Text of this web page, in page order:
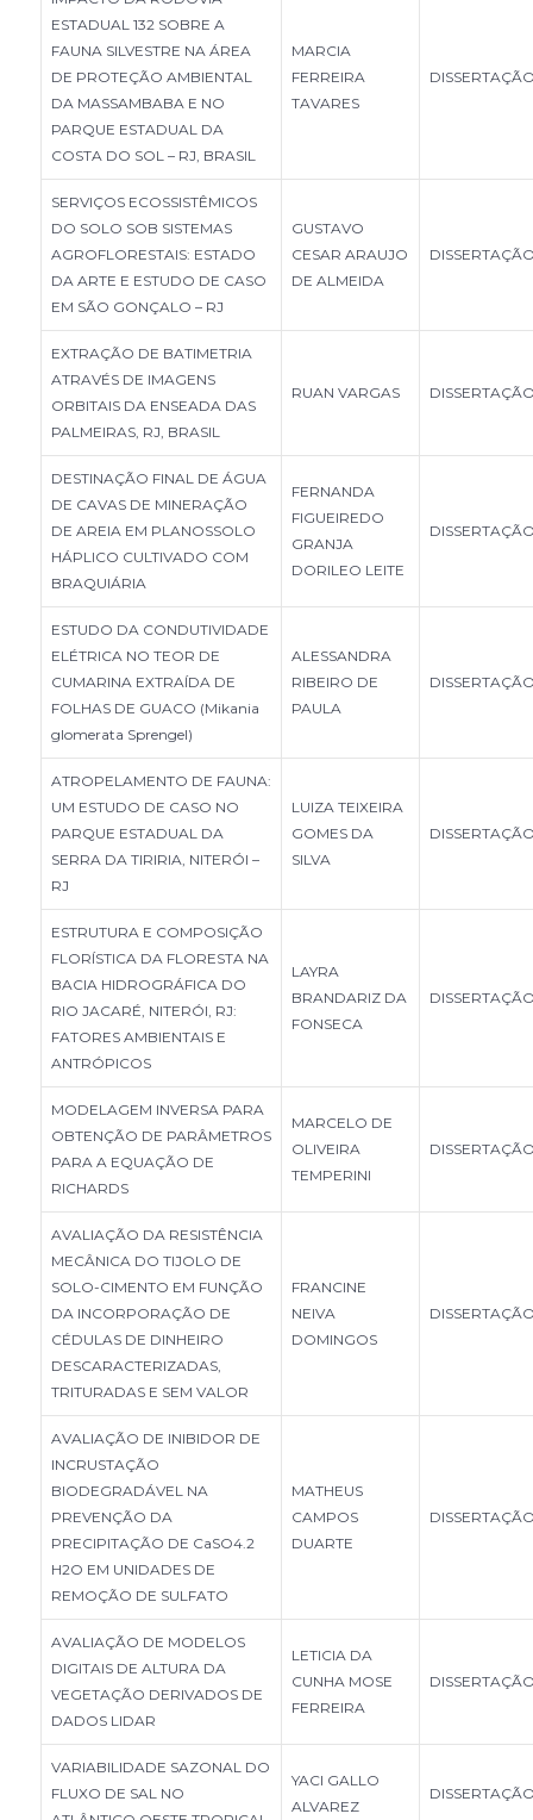
ESTADUAL 132 SOBRE A
FAUNA SILVESTRE NA ÁREA
DE PROTEÇÃO AMBIENTAL
DA MASSAMBABA E NO
PARQUE ESTADUAL DA
COSTA DO SOL – RJ, BRASIL
MARCIA
FERREIRA
TAVARES
SERVIÇOS ECOSSISTÊMICOS
DO SOLO SOB SISTEMAS
AGROFLORESTAIS: ESTADO
DA ARTE E ESTUDO DE CASO
EM SÃO GONÇALO – RJ
GUSTAVO
CESAR ARAUJO
DE ALMEIDA
EXTRAÇÃO DE BATIMETRIA
ATRAVÉS DE IMAGENS
ORBITAIS DA ENSEADA DAS
PALMEIRAS, RJ, BRASIL
RUAN VARGAS
DESTINAÇÃO FINAL DE ÁGUA
DE CAVAS DE MINERAÇÃO
DE AREIA EM PLANOSSOLO
HÁPLICO CULTIVADO COM
BRAQUIÁRIA
FERNANDA
FIGUEIREDO
GRANJA
DORILEO LEITE
ESTUDO DA CONDUTIVIDADE
ELÉTRICA NO TEOR DE
CUMARINA EXTRAÍDA DE
FOLHAS DE GUACO (Mikania
glomerata Sprengel)
ALESSANDRA
RIBEIRO DE
PAULA
ATROPELAMENTO DE FAUNA:
UM ESTUDO DE CASO NO
PARQUE ESTADUAL DA
SERRA DA TIRIRIA, NITERÓI –
RJ
LUIZA TEIXEIRA
GOMES DA
SILVA
ESTRUTURA E COMPOSIÇÃO
FLORÍSTICA DA FLORESTA NA
BACIA HIDROGRÁFICA DO
RIO JACARÉ, NITERÓI, RJ:
FATORES AMBIENTAIS E
ANTRÓPICOS
LAYRA
BRANDARIZ DA
FONSECA
MODELAGEM INVERSA PARA
OBTENÇÃO DE PARÂMETROS
PARA A EQUAÇÃO DE
RICHARDS
MARCELO DE
OLIVEIRA
TEMPERINI
AVALIAÇÃO DA RESISTÊNCIA
MECÂNICA DO TIJOLO DE
SOLO-CIMENTO EM FUNÇÃO
DA INCORPORAÇÃO DE
CÉDULAS DE DINHEIRO
DESCARACTERIZADAS,
TRITURADAS E SEM VALOR
FRANCINE
NEIVA
DOMINGOS
AVALIAÇÃO DE INIBIDOR DE
INCRUSTAÇÃO
BIODEGRADÁVEL NA
PREVENÇÃO DA
PRECIPITAÇÃO DE CaSO4.2
H2O EM UNIDADES DE
REMOÇÃO DE SULFATO
MATHEUS
CAMPOS
DUARTE
AVALIAÇÃO DE MODELOS
DIGITAIS DE ALTURA DA
VEGETAÇÃO DERIVADOS DE
DADOS LIDAR
LETICIA DA
CUNHA MOSE
FERREIRA
VARIABILIDADE SAZONAL DO
FLUXO DE SAL NO
YACI GALLO
ALVAREZ